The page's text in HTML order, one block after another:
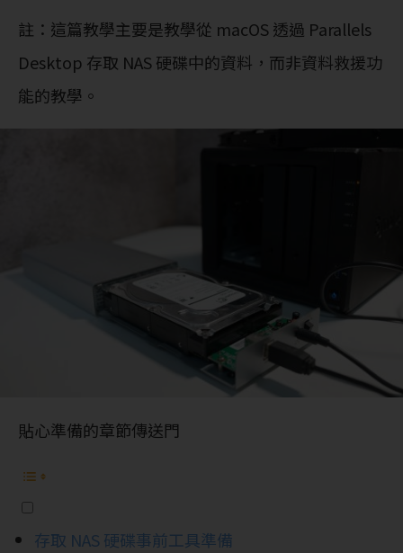
註：這篇教學主要是教學從 macOS 透過 Parallels
Desktop 存取 NAS 硬碟中的資料，而非資料救援功
能的教學。
貼心準備的章節傳送門
存取 NAS 硬碟事前工具準備